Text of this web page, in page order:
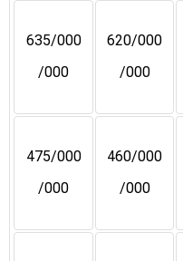
620/000
/000
635/000
/000
460/000
/000
475/000
/000